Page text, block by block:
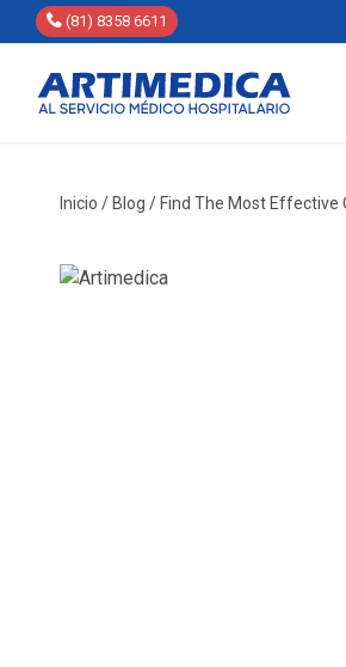
(81) 8358 6611
Inicio / Blog / Find The Most Effective